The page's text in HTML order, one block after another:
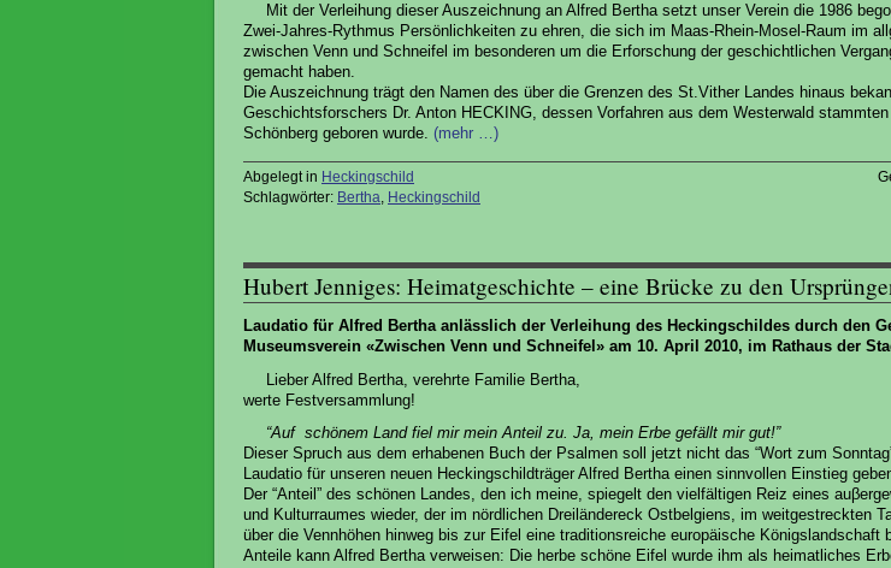
Mit der Verleihung dieser Auszeichnung an Alfred Bertha setzt unser Verein die 1986
Zwei-Jahres-Rythmus Persönlichkeiten zu ehren, die sich im Maas-Rhein-Mosel-Raum im
zwischen Venn und Schneifel im besonderen um die Erforschung der geschichtlichen
gemacht haben.
Die Auszeichnung trägt den Namen des über die Grenzen des St.Vither Landes hinaus
Geschichtsforschers Dr. Anton HECKING, dessen Vorfahren aus dem Westerwald
Schönberg geboren wurde. (mehr …)
Abgelegt in Heckingschild
Schlagwörter: Bertha Heckingschild
Hubert Jenniges: Heimatgeschichte – eine Brücke zu den
Laudatio für Alfred Bertha anlässlich der Verleihung des Heckingschildes durch den
Museumsverein «Zwischen Venn und Schneifel» am 10. April 2010, im Rathaus der
Lieber Alfred Bertha, verehrte Familie Bertha,
werte Festversammlung!
“Auf schönem Land fiel mir mein Anteil zu. Ja, mein Erbe gefällt mir gut!”
Dieser Spruch aus dem erhabenen Buch der Psalmen soll jetzt nicht das “Wort zum
Laudatio für unseren neuen Heckingschildträger Alfred Bertha einen sinnvollen Einstieg
Der “Anteil” des schönen Landes, den ich meine, spiegelt den vielfältigen Reiz eines
und Kulturraumes wieder, der im nördlichen Dreiländereck Ostbelgiens, im weitgestreckten
über die Vennhöhen hinweg bis zur Eifel eine traditionsreiche europäische Königslandschaft
Anteile kann Alfred Bertha verweisen: Die herbe schöne Eifel wurde ihm als heimatliches